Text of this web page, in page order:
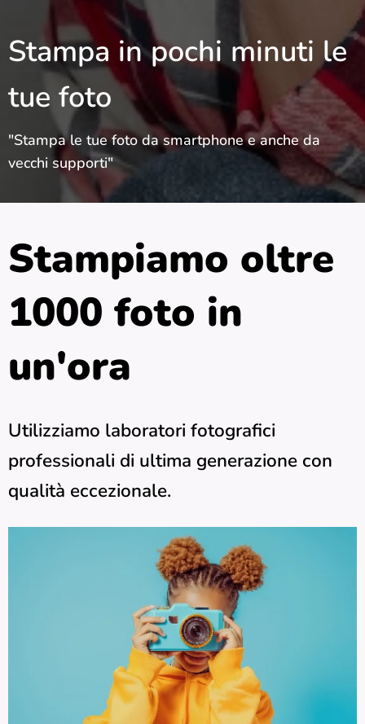
Stampa in pochi minuti le
tue foto
"Stampa le tue foto da smartphone e anche da
vecchi supporti"
Stampiamo oltre
1000 foto in
un'ora
Utilizziamo laboratori fotografici
professionali di ultima generazione con
qualità eccezionale.